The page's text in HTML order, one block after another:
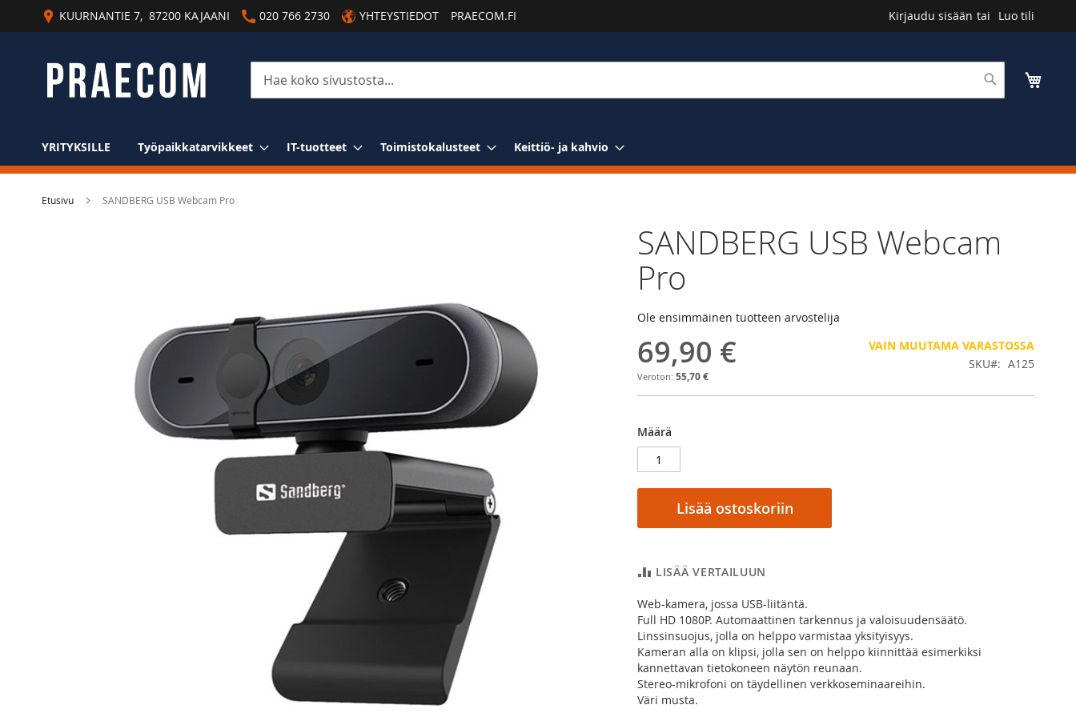
Skip
to
Kirjaudu sisään Luo tili
KUURNANTIE 7, 87200 KAJAANI 020 766 2730 YHTEYSTIEDOT PRAECOM.FI
Haku
YRITYKSILLE Työpaikkatarvikkeet IT-tuotteet Toimistokalusteet Keittiö- ja kahvio
Etusivu SANDBERG USB Webcam Pro
SANDBERG USB Webcam
Pro
Ole ensimmäinen tuotteen arvostelija
69,90 €
55,70 €
VAIN MUUTAMA VARASTOSSA
SKU
A125
Määrä
Lisää ostoskoriin
LISÄÄ VERTAILUUN
Web-kamera, jossa USB-liitäntä.
Full HD 1080P. Automaattinen tarkennus ja valoisuudensäätö.
Linssinsuojus, jolla on helppo varmistaa yksityisyys.
Kameran alla on klipsi, jolla sen on helppo kiinnittää esimerkiksi
kannettavan tietokoneen näytön reunaan.
Stereo-mikrofoni on täydellinen verkkoseminaareihin.
Väri musta.